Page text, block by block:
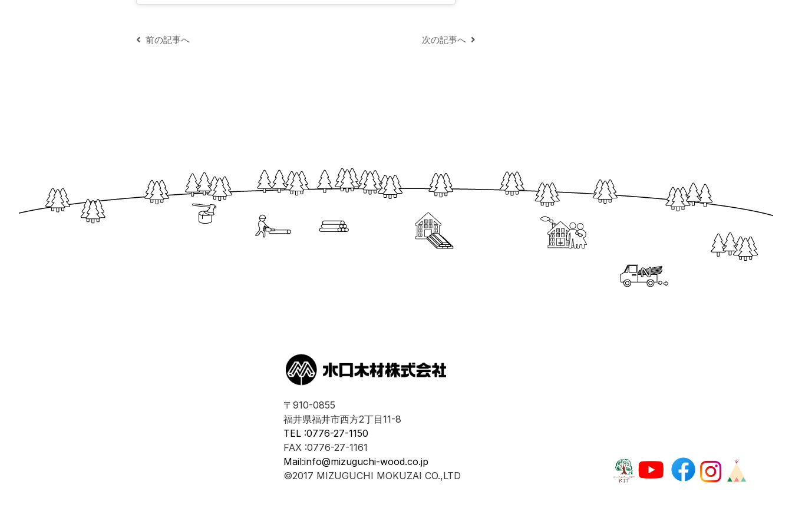
前の記事へ 次の記事へ
〒910-0855
福井県福井市西方2丁目11-8
TEL :0776-27-1150
FAX :0776-27-1161
Mail:info@mizuguchi-wood.co.jp
©2017 MIZUGUCHI MOKUZAI CO.,LTD